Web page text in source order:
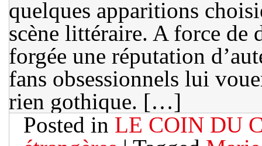
quelques apparitions
scène littéraire. A force de
forgée une réputation
fans obsessionnels lui
rien gothique. […]
Posted in LE COIN DU